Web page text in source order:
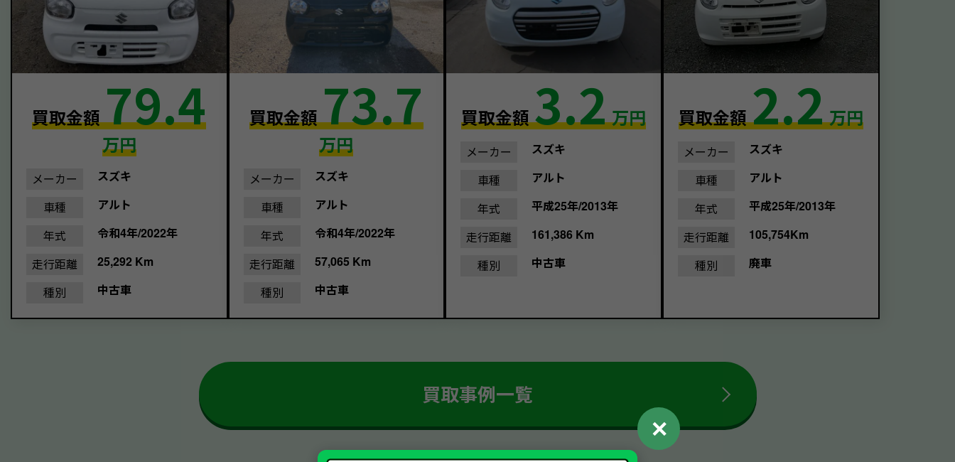
買取金額79.4
万円
メーカー
スズキ
車種
アルト
年式
令和4年/2022年
走行距離
25,292 Km
種別
中古車
買取金額73.7
万円
メーカー
スズキ
車種
アルト
年式
令和4年/2022年
走行距離
57,065 Km
種別
中古車
買取金額3.2 万円
メーカー
スズキ
車種
アルト
年式
平成25年/2013年
走行距離
161,386 Km
種別
中古車
買取金額2.2 万円
メーカー
スズキ
車種
アルト
年式
平成25年/2013年
走行距離
105,754Km
種別
廃車
買取事例一覧
✕